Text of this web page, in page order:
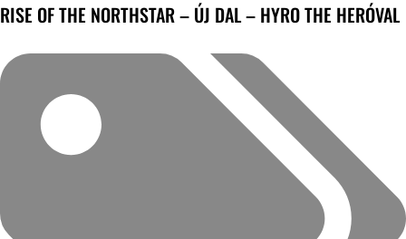
RISE OF THE NORTHSTAR – ÚJ DAL – HYRO THE HERÓVAL